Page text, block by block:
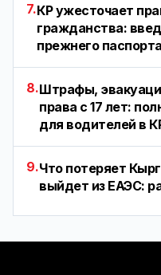
7.КР ужесточает
гражданства:
прежнего паспорта
8.Штрафы,
права с 17 лет:
для водителей в
9.Что потеряет
выйдет из ЕАЭС: